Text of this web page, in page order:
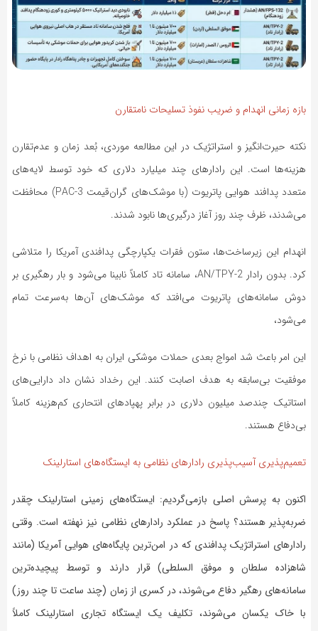
بازه زمانی انهدام و ضریب نفوذ تسلیحات نامتقارن
نکته حیرت‌انگیز و استراتژیک در این مطالعه موردی، بُعد زمان و عدم‌تقارن
هزینه‌ها است. این رادارهای چند میلیارد دلاری که خود توسط لایه‌های
متعدد پدافند هوایی پاتریوت (با موشک‌های گران‌قیمت PAC-3) محافظت
می‌شدند، ظرف چند روز آغاز درگیری‌ها نابود شدند.
انهدام این زیرساخت‌ها، ستون فقرات یکپارچگی پدافندی آمریکا را متلاشی
کرد. بدون رادار AN/TPY-2، سامانه تاد کاملاً نابینا می‌شود و بار رهگیری بر
دوش سامانه‌های پاتریوت می‌افتد که موشک‌های آن‌ها به‌سرعت تمام
می‌شود،
این امر باعث شد امواج بعدی حملات موشکی ایران به اهداف نظامی با نرخ
موفقیت بی‌سابقه به هدف اصابت کنند. این رخداد نشان داد دارایی‌های
استاتیک چندصد میلیون دلاری در برابر پهپادهای انتحاری کم‌هزینه کاملاً
بی‌دفاع هستند.
تعمیم‌پذیری آسیب‌پذیری رادارهای نظامی به ایستگاه‌های استارلینک
اکنون به پرسش اصلی بازمی‌گردیم: ایستگاه‌های زمینی استارلینک چقدر
ضربه‌پذیر هستند؟ پاسخ در عملکرد رادارهای نظامی نیز نهفته است. وقتی
رادارهای استراتژیک پدافندی که در امن‌ترین پایگاه‌های هوایی آمریکا (مانند
شاهزاده سلطان و موفق السلطی) قرار دارند و توسط پیچیده‌ترین
سامانه‌های رهگیر دفاع می‌شوند، در کسری از زمان (چند ساعت تا چند روز)
با خاک یکسان می‌شوند، تکلیف یک ایستگاه تجاری استارلینک کاملاً